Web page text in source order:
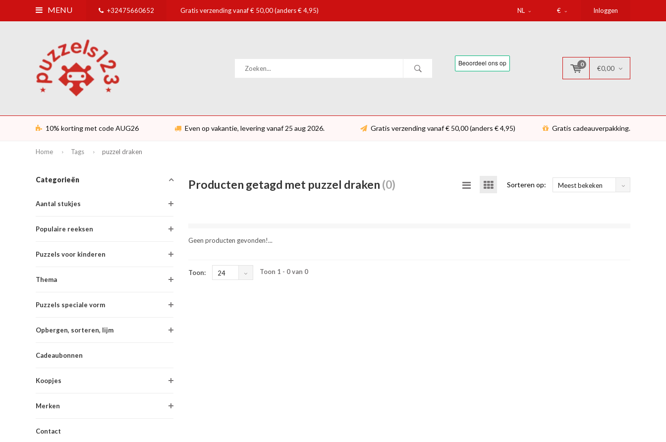
MENU +32475660652 Gratis verzending vanaf € 50,00 (anders € 4,95) NL € Inloggen
0
€0,00
10% korting met code AUG26 Even op vakantie, levering vanaf 25 aug 2026. Gratis verzending vanaf € 50,00 (anders € 4,95) Gratis cadeauverpakking.
Home Tags puzzel draken
Categorieën
Aantal stukjes
Populaire reeksen
Puzzels voor kinderen
Thema
Puzzels speciale vorm
Opbergen, sorteren, lijm
Cadeaubonnen
Koopjes
Merken
Contact
Producten getagd met puzzel draken (0) Sorteren op: Meest bekeken
Geen producten gevonden!...
Toon: 24 Toon 1 - 0 van 0